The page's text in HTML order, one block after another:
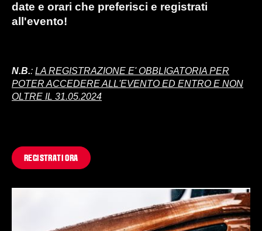
date e orari che preferisci e registrati
all'evento!
N.B.: LA REGISTRAZIONE E' OBBLIGATORIA PER
POTER ACCEDERE ALL'EVENTO ED ENTRO E NON
OLTRE IL 31.05.2024
REGISTRATI ORA